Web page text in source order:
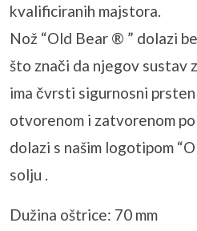
kvalificiranih majstora.
Nož “Old Bear ® ” dolazi
što znači da njegov sustav
ima čvrsti sigurnosni
otvorenom i zatvorenom
dolazi s našim logotipom
solju .
Dužina oštrice: 70 mm